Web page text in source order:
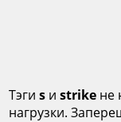
Тэги sи strikeне
нагрузки.